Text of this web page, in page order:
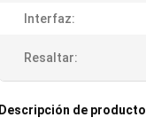
Interfaz:
Resaltar:
Descripción de producto